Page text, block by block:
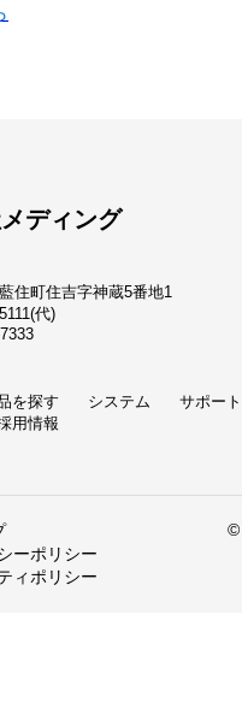
ディング
住町住吉字神蔵5番地1
代)
を探す システム
サポート
用情報
ーポリシー
ィポリシー
©